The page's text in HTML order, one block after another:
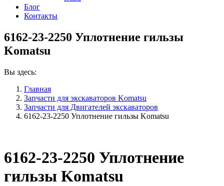
Блог
Контакты
6162-23-2250 Уплотнение гильзы
Komatsu
Вы здесь:
Главная
Запчасти для экскаваторов Komatsu
Запчасти для Двигателей экскаваторов
6162-23-2250 Уплотнение гильзы Komatsu
6162-23-2250 Уплотнение
гильзы Komatsu